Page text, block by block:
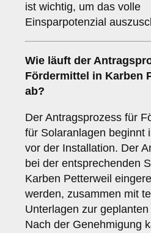
ist wichtig, um das volle
Einsparpotenzial
Wie läuft der
Fördermittel in Karben
ab?
Der Antragsprozess für
für Solaranlagen beginnt
vor der Installation. Der
bei der entsprechenden
Karben Petterweil
werden, zusammen mit
Unterlagen zur geplanten
Nach der Genehmigung